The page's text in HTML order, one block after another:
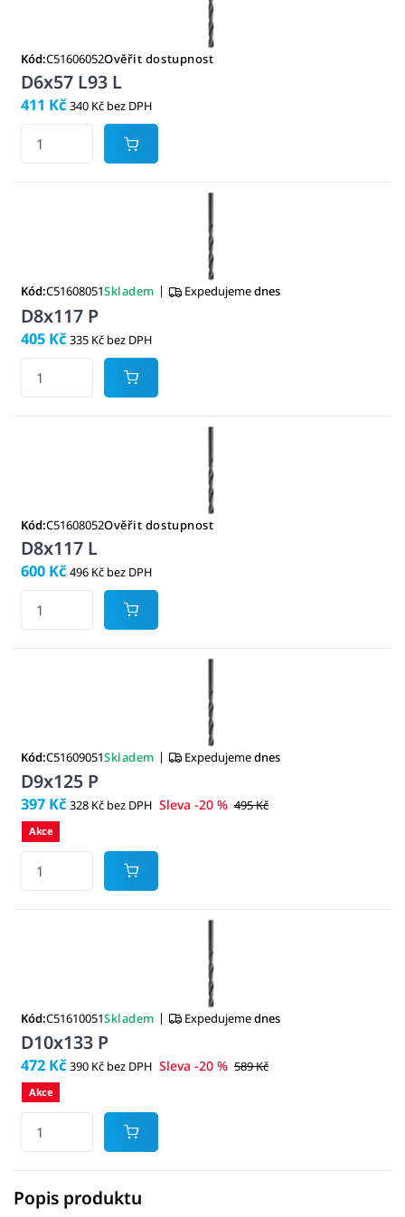
Kód:C51606052Ověřit dostupnost
D6x57 L93 L
411 Kč 340 Kč bez DPH
Kód:C51608051Skladem | Expedujemednes
D8x117 P
405 Kč 335 Kč bez DPH
Kód:C51608052Ověřit dostupnost
D8x117 L
600 Kč 496 Kč bez DPH
Kód:C51609051Skladem | Expedujemednes
D9x125 P
397 Kč 328 Kč bez DPH Sleva -20 % 495 Kč
Akce
Kód:C51610051Skladem | Expedujemednes
D10x133 P
472 Kč 390 Kč bez DPH Sleva -20 % 589 Kč
Akce
Popis produktu